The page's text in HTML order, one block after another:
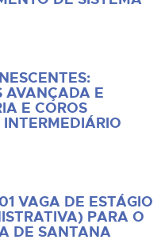
AVANÇADA E
E COROS
VAGA DE ESTÁGIO
PARA O
DE SANTANA